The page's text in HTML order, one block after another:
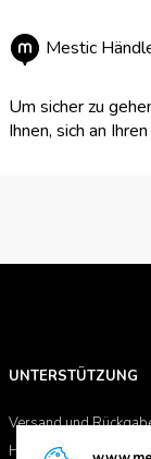
Pieper
Stormhoek
Mestic
Um sicher zu
Ihnen, sich an
UNTERSTÜTZUNG
Versand und
Handbücher